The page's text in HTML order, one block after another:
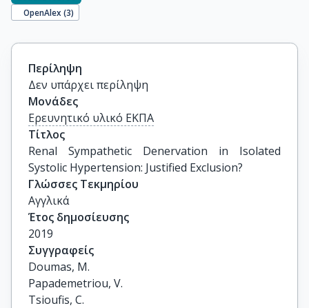
OpenAlex (3)
Περίληψη
Δεν υπάρχει περίληψη
Μονάδες
Ερευνητικό υλικό ΕΚΠΑ
Τίτλος
Renal Sympathetic Denervation in Isolated
Systolic Hypertension: Justified Exclusion?
Γλώσσες Τεκμηρίου
Αγγλικά
Έτος δημοσίευσης
2019
Συγγραφείς
Doumas, M.
Papademetriou, V.
Tsioufis, C.